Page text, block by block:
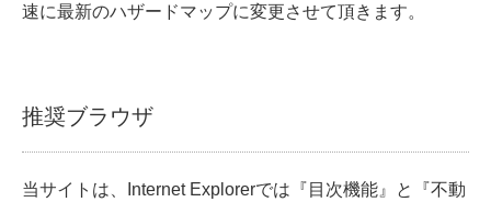
速に最新のハザードマップに変更させて頂きます。
推奨ブラウザ
当サイトは、Internet Explorerでは『目次機能』と『不動